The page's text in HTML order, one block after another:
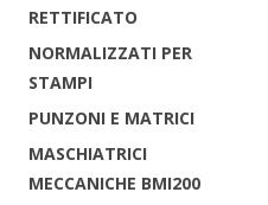
RETTIFICATO
NORMALIZZATI PER
STAMPI
PUNZONI E MATRICI
MASCHIATRICI
MECCANICHE BMI200